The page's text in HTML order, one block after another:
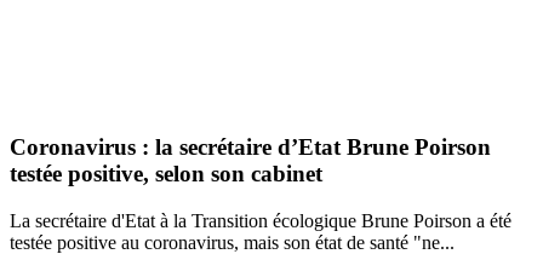
Coronavirus : la secrétaire d’Etat Brune Poirson
testée positive, selon son cabinet
La secrétaire d'Etat à la Transition écologique Brune Poirson a été
testée positive au coronavirus, mais son état de santé "ne...